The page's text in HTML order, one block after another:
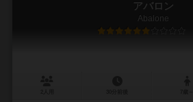
アバロン
Abalone